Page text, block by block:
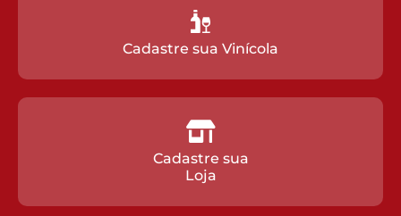
Cadastre sua Vinícola
Cadastre sua
Loja